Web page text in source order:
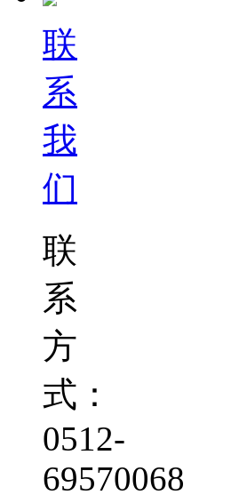
联
系
我
们
联
系
方
式：
0512-
69570068